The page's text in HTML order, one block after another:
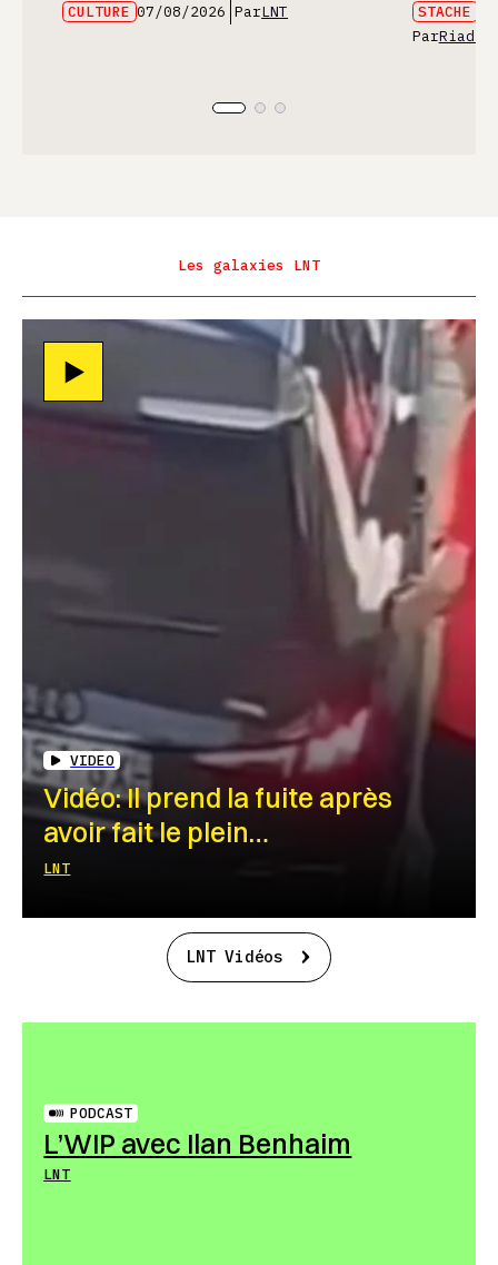
CULTURE 07/08/2026 ParLNT STACHE
ParRiad
Les galaxies LNT
VIDEO
Vidéo: Il prend la fuite après
avoir fait le plein…
LNT
LNT Vidéos
PODCAST
L’WIP avec Ilan Benhaim
LNT